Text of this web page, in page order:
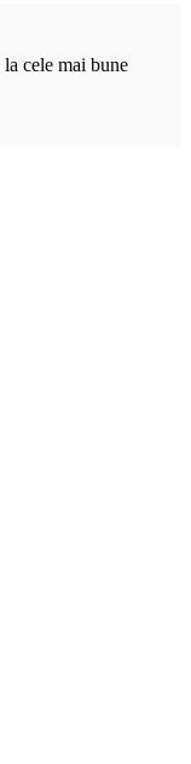
la cele mai bune